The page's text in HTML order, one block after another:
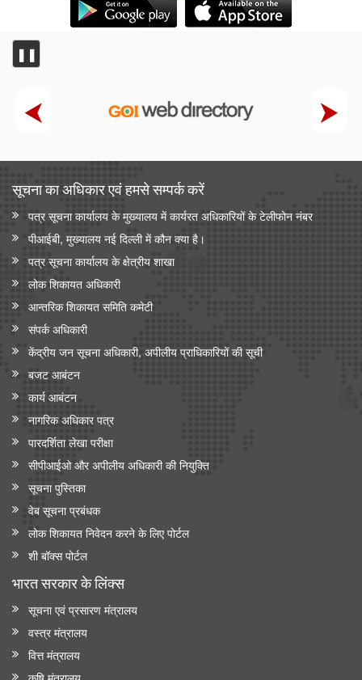
❚❚
सूचना का अधिकार एवं हमसे सम्‍पर्क करें
पत्र सूचना कार्यालय के मुख्यालय में कार्यरत अधिकारियों के टेलीफोन नंबर
पीआईबी, मुख्यालय नई दिल्ली में कौन क्या है।
पत्र सूचना कार्यालय के क्षेत्रीय शाखा
लोक शिकायत अधिकारी
आन्‍तरिक शिकायत समिति कमेटी
संपर्क अधिकारी
केंद्रीय जन सूचना अधिकारी, अपीलीय प्राधिकारियों की सूची
बजट आबंटन
कार्य आबंटन
नागरिक अधिकार पत्र
पारदर्शिता लेखा परीक्षा
सीपीआईओ और अपी‍लीय अधिकारी की नियुक्ति
सूचना पुस्तिका
वेब सूचना प्रबंधक
लोक शिकायत निवेदन करने के लिए पोर्टल
शी बॉक्स पोर्टल
भारत सरकार के लिंक्‍स
सूचना एवं प्रसारण मंत्रालय
वस्त्र मंत्रालय
वित्त मंत्रालय